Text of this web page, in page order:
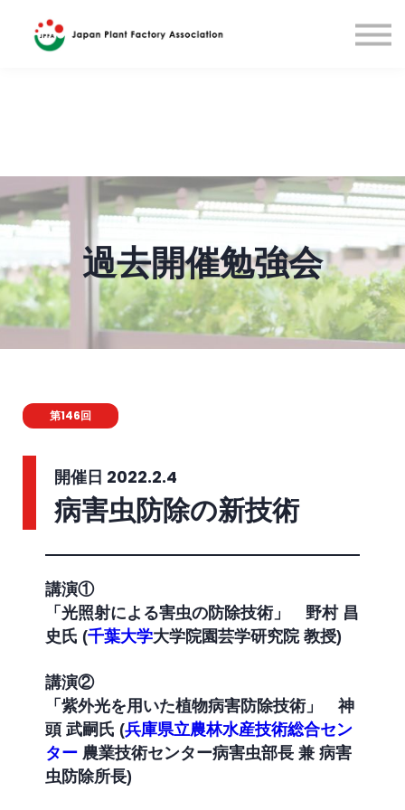
過去開催勉強会
第146回
開催日 2022.2.4
病害虫防除の新技術
講演①
「光照射による害虫の防除技術」
野村 昌
史氏 (千葉大学大学院園芸学研究院 教授)
講演②
「紫外光を用いた植物病害防除技術」
神
頭 武嗣氏 (兵庫県立農林水産技術総合セン
ター 農業技術センター病害虫部長 兼 病害
虫防除所長)